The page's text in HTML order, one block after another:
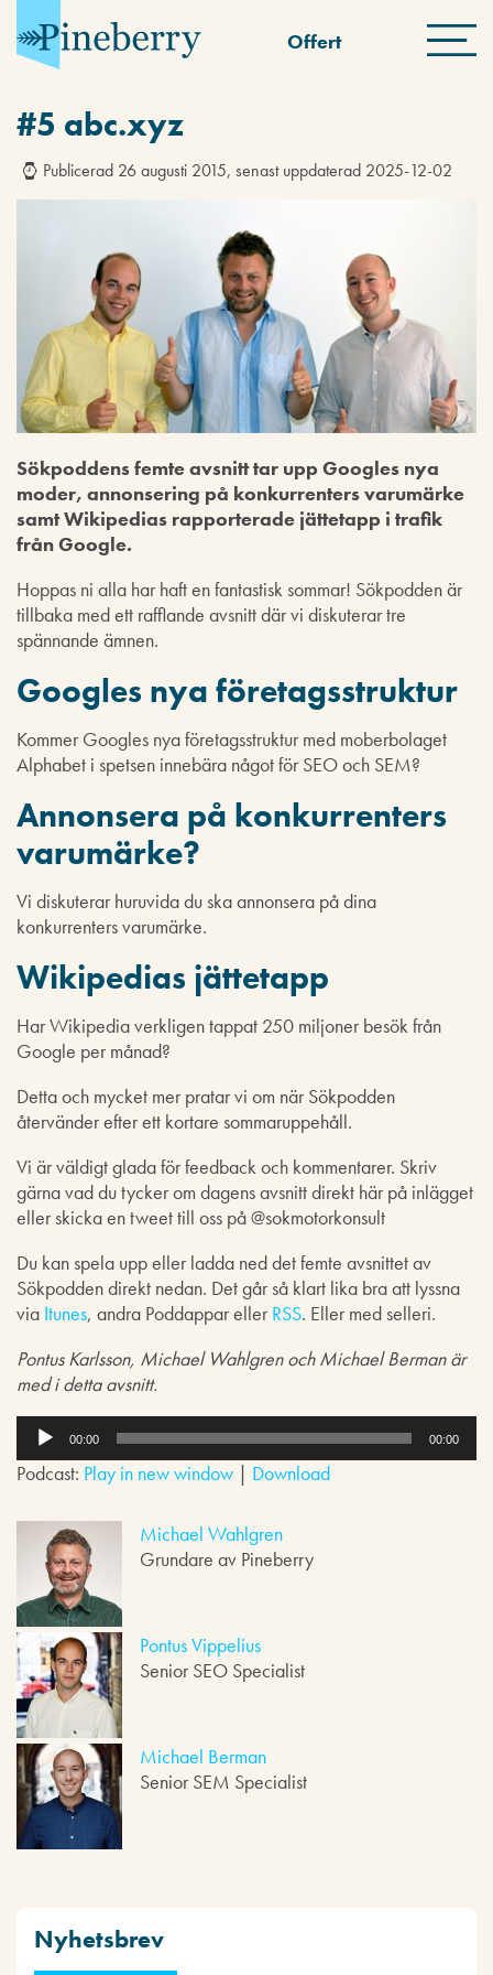
Offert
#5 abc.xyz
Publicerad 26 augusti 2015, senast uppdaterad 2025-12-02
Sökpoddens femte avsnitt tar upp Googles nya
moder, annonsering på konkurrenters varumärke
samt Wikipedias rapporterade jättetapp i trafik
från Google.
Hoppas ni alla har haft en fantastisk sommar! Sökpodden är
tillbaka med ett rafflande avsnitt där vi diskuterar tre
spännande ämnen.
Googles nya företagsstruktur
Kommer Googles nya företagsstruktur med moberbolaget
Alphabet i spetsen innebära något för SEO och SEM?
Annonsera på konkurrenters
varumärke?
Vi diskuterar huruvida du ska annonsera på dina
konkurrenters varumärke.
Wikipedias jättetapp
Har Wikipedia verkligen tappat 250 miljoner besök från
Google per månad?
Detta och mycket mer pratar vi om när Sökpodden
återvänder efter ett kortare sommaruppehåll.
Vi är väldigt glada för feedback och kommentarer. Skriv
gärna vad du tycker om dagens avsnitt direkt här på inlägget
eller skicka en tweet till oss på @sokmotorkonsult
Du kan spela upp eller ladda ned det femte avsnittet av
Sökpodden direkt nedan. Det går så klart lika bra att lyssna
via Itunes, andra Poddappar eller RSS. Eller med selleri.
Pontus Karlsson, Michael Wahlgren och Michael Berman är
med i detta avsnitt.
L
u
d
p
r
e
00:00 00:00
Podcast: Play in new window | Download
Michael Wahlgren
Grundare av Pineberry
Pontus Vippelius
Senior SEO Specialist
Michael Berman
Senior SEM Specialist
Nyhetsbrev